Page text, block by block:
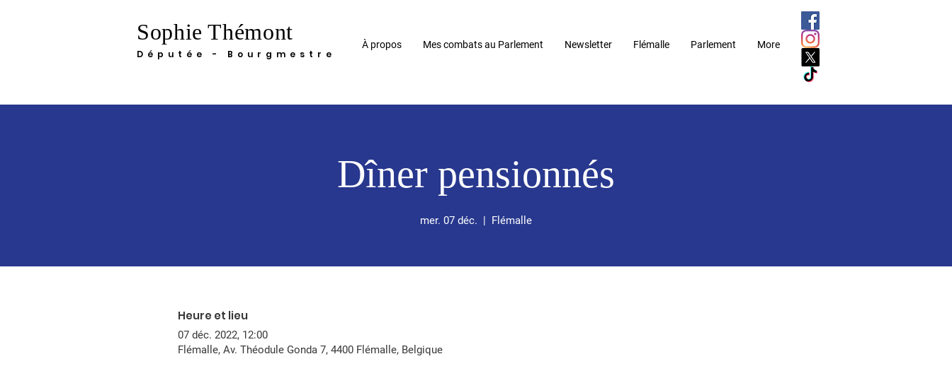
Sophie Thémont À propos Mes combats au Parlement Newsletter Flémalle Parlement More
Députée - Bourgmestre
Dîner pensionnés
mer. 07 déc. Flémalle
Heure et lieu
07 déc. 2022, 12:00
Flémalle, Av. Théodule Gonda 7, 4400 Flémalle, Belgique